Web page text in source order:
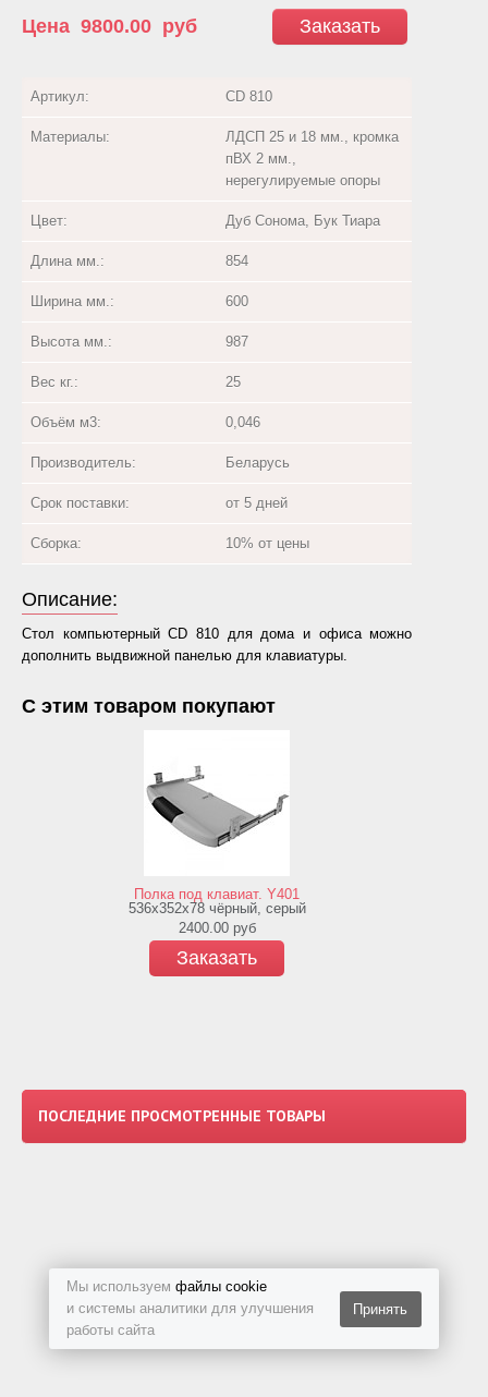
Мы используем файлы cookie
и системы аналитики для улучшения
работы сайта
Принять
Заказать
Цена 9800.00 руб
Артикул: CD 810
Материалы:
ЛДСП 25 и 18 мм., кромка
пВХ 2 мм.,
нерегулируемые опоры
Цвет: Дуб Сонома, Бук Тиара
Длина мм.: 854
Ширина мм.: 600
Высота мм.: 987
Вес кг.: 25
Объём м3: 0,046
Производитель: Беларусь
Срок поставки: от 5 дней
Сборка: 10% от цены
Описание:
Стол компьютерный CD 810 для дома и офиса можно
дополнить выдвижной панелью для клавиатуры.
С этим товаром покупают
Полка под клавиат. Y401
536х352х78 чёрный, серый
2400.00 руб
Заказать
ПОСЛЕДНИЕ ПРОСМОТРЕННЫЕ ТОВАРЫ